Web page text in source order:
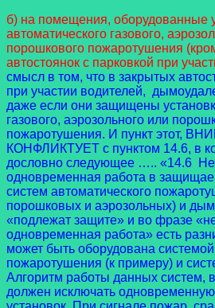
б) на помещения, оборудованные
автоматического газового,
порошкового пожаротушения
автостоянок с парковкой при
смысл в том, что в закрытых
при участии водителей,
даже если они защищены
газового, аэрозольного или
пожаротушения. И пункт этот,
КОНФЛИКТУЕТ с пунктом 14.6, в
дословно следующее ….. «14.6 Не
одновременная работа в
систем автоматического
порошковых и аэрозольных) и
«подлежат защите» и во фразе
одновременная работа» есть
может быть оборудована
пожаротушения (к примеру) и
Алгоритм работы данных систем,
должен исключать одновременную